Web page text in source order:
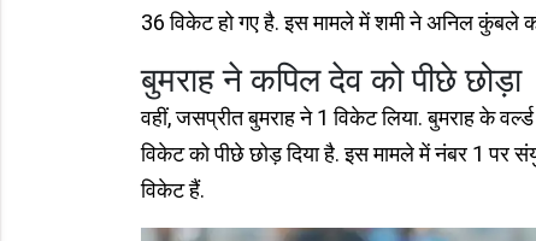
36 विकेट हो गए है. इस मामले में शमी ने अनिल कुंबले
बुमराह ने कपिल देव को पीछे छोड़ा
वहीं, जसप्रीत बुमराह ने 1 विकेट लिया. बुमराह के
विकेट को पीछे छोड़ दिया है. इस मामले में नंबर 1
विकेट हैं.